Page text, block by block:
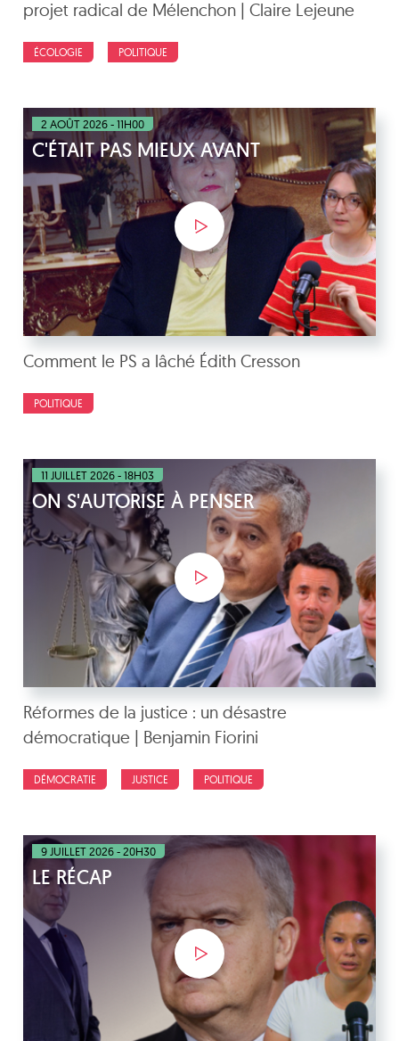
projet radical de Mélenchon | Claire Lejeune
ÉCOLOGIE POLITIQUE
2 AOÛT 2026 - 11H00
C'ÉTAIT PAS MIEUX AVANT
Comment le PS a lâché Édith Cresson
POLITIQUE
11 JUILLET 2026 - 18H03
ON S'AUTORISE À PENSER
Réformes de la justice : un désastre
démocratique | Benjamin Fiorini
DÉMOCRATIE JUSTICE POLITIQUE
9 JUILLET 2026 - 20H30
LE RÉCAP